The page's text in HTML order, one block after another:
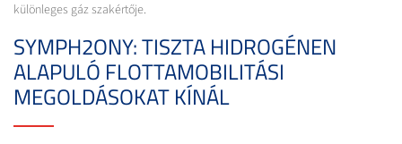
különleges gáz szakértője.
SYMPH2ONY: TISZTA HIDROGÉNEN
ALAPULÓ FLOTTAMOBILITÁSI
MEGOLDÁSOKAT KÍNÁL